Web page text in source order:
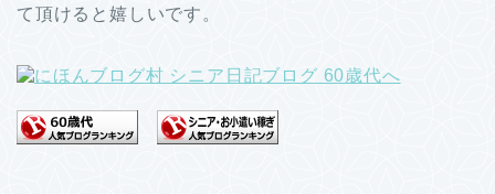
て頂けると嬉しいです。